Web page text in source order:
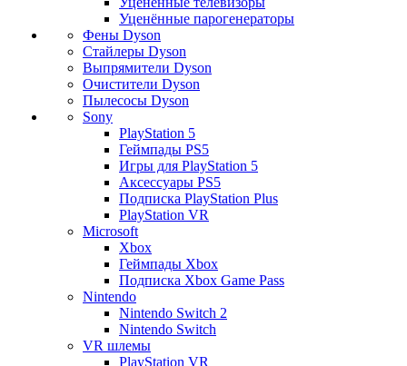
Уценённые парогенераторы
Фены Dyson
Стайлеры Dyson
Выпрямители Dyson
Очистители Dyson
Пылесосы Dyson
Sony
PlayStation 5
Геймпады PS5
Игры для PlayStation 5
Аксессуары PS5
Подписка PlayStation Plus
PlayStation VR
Microsoft
Xbox
Геймпады Xbox
Подписка Xbox Game Pass
Nintendo
Nintendo Switch 2
Nintendo Switch
VR шлемы
PlayStation VR